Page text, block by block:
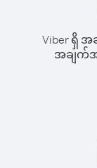
Viber ရှိ
အချက်အ